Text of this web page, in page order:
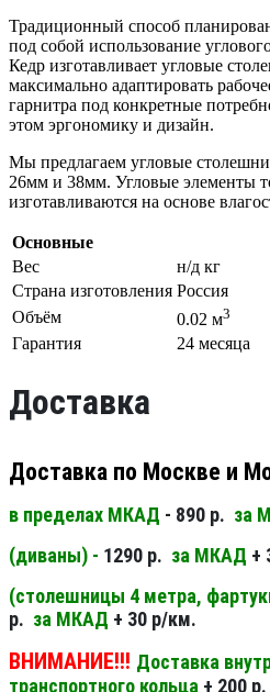
Традиционный способ
под собой использование
Кедр изготавливает угловые
максимально адаптировать
гарнитра под конкретные
этом эргономику и дизайн.
Мы предлагаем угловые
26мм и 38мм. Угловые элементы
изготавливаются на основе
Основные
Вес
н/д кг
Страна изготовления Россия
Объём
0.02 м3
Гарантия 24 месяца
Доставка
Доставка по Москве и
в пределах МКАД - 890 р. за
(диваны) - 1290 р. за МКАД +
(столешницы 4 метра,
р. за МКАД + 30 р/км.
ВНИМАНИЕ!!! Доставка
транспортного кольца + 200 р.